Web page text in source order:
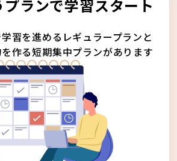
ランで学習スタート
習を進めるレギュラープランと
作る短期集中プランがあります